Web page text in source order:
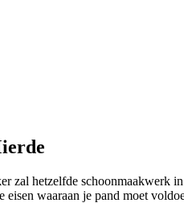
zal hetzelfde
waaraan je pand moet